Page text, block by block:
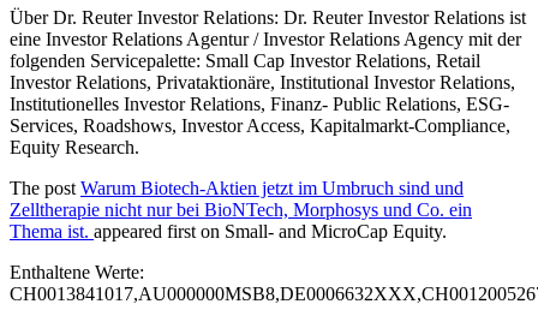
Über Dr. Reuter Investor Relations: Dr. Reuter Investor Relations ist
eine Investor Relations Agentur / Investor Relations Agency mit der
folgenden Servicepalette: Small Cap Investor Relations, Retail
Investor Relations, Privataktionäre, Institutional Investor Relations,
Institutionelles Investor Relations, Finanz- Public Relations, ESG-
Services, Roadshows, Investor Access, Kapitalmarkt-Compliance,
Equity Research.
The post Warum Biotech-Aktien jetzt im Umbruch sind und
Zelltherapie nicht nur bei BioNTech, Morphosys und Co. ein
Thema ist. appeared first on Small- and MicroCap Equity.
Enthaltene Werte: